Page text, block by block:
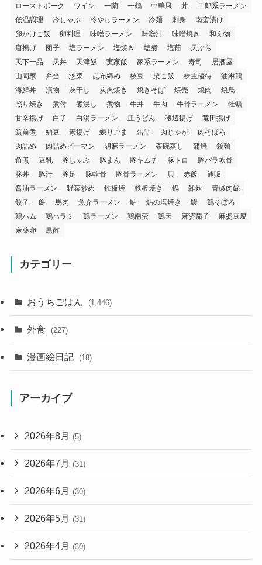
ローストポーク ワイン 一蘭 一鶴 中華風 丼
二郎系ラーメン
低温調理
冷しゃぶ 冷やしラーメン 冷麺 刺身
南蛮漬け
卵かけご飯
卵料理 味噌ラーメン 味噌汁 味噌焼き
和え物
唐揚げ
団子 塩ラーメン 塩焼き 塩煮 塩茹
天ぷら
天下一品
天丼 天津飯 実家飯 家系ラーメン 寿司
居酒屋
山岡家
弁当 惣菜 昆布締め 枝豆 栗ご飯 株主優待
油淋鶏
海鮮丼
漬物 灰干し 炭火焼き 焼きそば 焼売 焼肉
焼鳥
照り焼き
煮付 煮浸し 煮物 牛丼 牛肉 牛骨ラーメン
牡蠣
甘辛揚げ
白子 白湯ラーメン 皿うどん 磯辺揚げ
竜田揚げ
筑前煮
納豆 素揚げ 練りごま 缶詰 肉じゃが
肉そぼろ
肉詰め
肉詰めピーマン 胡麻ラーメン 茶碗蒸し 蒲焼
袋麺
角煮
豆乳 豚しゃぶ 豚まん 豚キムチ 豚トロ
豚バラ軟骨
豚丼
豚汁 豚足 豚軟骨 豚骨ラーメン 貝 赤飯
通販
醤油ラーメン
野菜炒め 鉄板焼 鉄板焼き 鍋 雑炊
青椒肉絲
餃子
餅 馬肉 魚介ラーメン 鮎 鮎の塩焼き 鰻
鶏そぼろ
鶏ハム
鶏ハラミ 鶏ラーメン 鶏南蛮 鶏天 麻婆茄子
麻婆豆腐
麻薬卵
黒酢
カテゴリー
おうちごはん (1,446)
外食 (227)
漫画絵日記 (18)
アーカイブ
2026年8月 (5)
2026年7月 (31)
2026年6月 (30)
2026年5月 (31)
2026年4月 (30)